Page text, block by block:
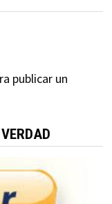
publicar un